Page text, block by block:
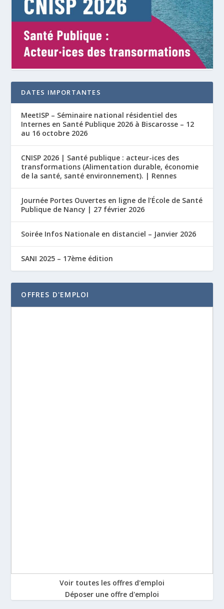
DATES IMPORTANTES
MeetISP – Séminaire national résidentiel des
Internes en Santé Publique 2026 à Biscarosse – 12
au 16 octobre 2026
CNISP 2026 | Santé publique : acteur-ices des
transformations (Alimentation durable, économie
de la santé, santé environnement). | Rennes
Journée Portes Ouvertes en ligne de l’École de Santé
Publique de Nancy | 27 février 2026
Soirée Infos Nationale en distanciel – Janvier 2026
SANI 2025 – 17ème édition
OFFRES D'EMPLOI
Voir toutes les offres d'emploi
Déposer une offre d'emploi